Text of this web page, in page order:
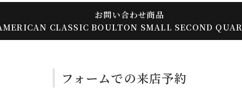
お問い合わせ商品
CLASSIC BOULTON SMALL SECOND
フォームでの来店予約